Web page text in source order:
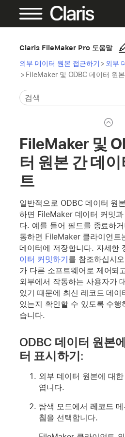
Claris FileMaker Pro 도움말
외부 데이터 원본 접근하기 > 외부
> FileMaker 및 ODBC 데이터 원
FileMaker 및
터 원본 간 데
트
일반적으로 ODBC 데이터 원
하면 FileMaker 데이터 커밋
다. 예를 들어 필드를 종료하
동하면 FileMaker 클라이언트
데이터에 저장합니다. 자세한
이터 커밋하기를 참조하십시
가 다른 소프트웨어로 제어되
외부에서 작동하는 사용자가
있기 때문에 최신 레코드 데
있는지 확인할 수 있도록 수행
습니다.
ODBC 데이터 원본
터 표시하기:
외부 데이터 원본에 대
엽니다.
탐색 모드에서 레코드메
침을 선택합니다.